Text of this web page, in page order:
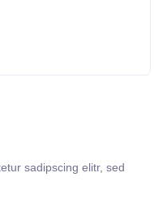
sadipscing elitr, sed